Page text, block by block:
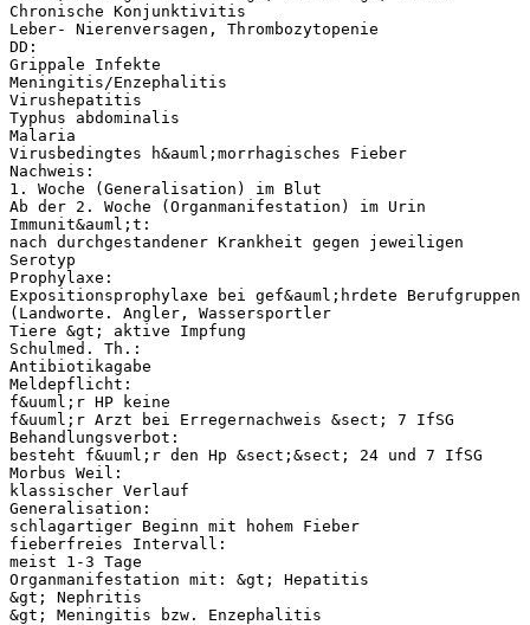
Chronische Konjunktivitis
Leber- Nierenversagen, Thrombozytopenie
DD:
Grippale Infekte
Meningitis/Enzephalitis
Virushepatitis
Typhus abdominalis
Malaria
Virusbedingtes h&auml;morrhagisches Fieber
Nachweis:
1. Woche (Generalisation) im Blut
Ab der 2. Woche (Organmanifestation) im Urin
Immunit&auml;t:
nach durchgestandener Krankheit gegen jeweiligen
Serotyp
Prophylaxe:
Expositionsprophylaxe bei gef&auml;hrdete Berufgruppen
(Landworte. Angler, Wassersportler
Tiere &gt; aktive Impfung
Schulmed. Th.:
Antibiotikagabe
Meldepflicht:
f&uuml;r HP keine
f&uuml;r Arzt bei Erregernachweis &sect; 7 IfSG
Behandlungsverbot:
besteht f&uuml;r den Hp &sect;&sect; 24 und 7 IfSG
Morbus Weil:
klassischer Verlauf
Generalisation:
schlagartiger Beginn mit hohem Fieber
fieberfreies Intervall:
meist 1-3 Tage
Organmanifestation mit: &gt; Hepatitis
&gt; Nephritis
&gt; Meningitis bzw. Enzephalitis